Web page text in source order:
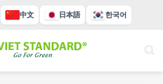
中文 日本語 한국어